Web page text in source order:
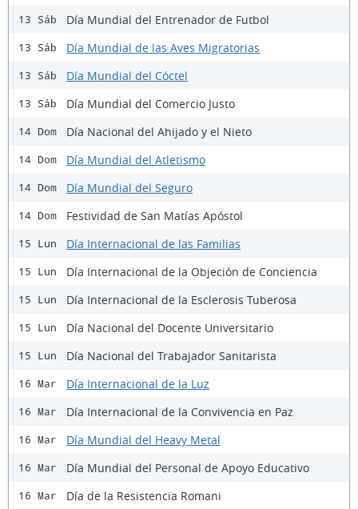
13 Sáb Día Mundial del Entrenador de Futbol
13 Sáb Día Mundial de las Aves Migratorias
13 Sáb Día Mundial del Cóctel
13 Sáb Día Mundial del Comercio Justo
14 Dom Día Nacional del Ahijado y el Nieto
14 Dom Día Mundial del Atletismo
14 Dom Día Mundial del Seguro
14 Dom Festividad de San Matías Apóstol
15 Lun Día Internacional de las Familias
15 Lun Día Internacional de la Objeción de Conciencia
15 Lun Día Internacional de la Esclerosis Tuberosa
15 Lun Día Nacional del Docente Universitario
15 Lun Día Nacional del Trabajador Sanitarista
16 Mar Día Internacional de la Luz
16 Mar Día Internacional de la Convivencia en Paz
16 Mar Día Mundial del Heavy Metal
16 Mar Día Mundial del Personal de Apoyo Educativo
16 Mar Día de la Resistencia Romani